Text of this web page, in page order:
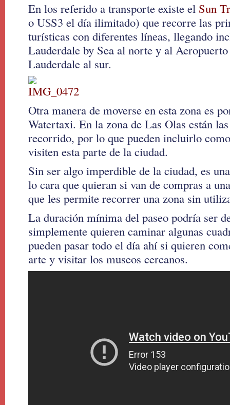
En los referido a transporte existe el Sun
o U$S3 el día ilimitado) que recorre las
turísticas con diferentes líneas, llegando
Lauderdale by Sea al norte y al
Lauderdale al sur.
Otra manera de moverse en esta zona es
Watertaxi. En la zona de Las Olas están
recorrido, por lo que pueden incluirlo
visiten esta parte de la ciudad.
Sin ser algo imperdible de la ciudad, es
lo cara que quieran si van de compras a
que les permite recorrer una zona sin
La duración mínima del paseo podría ser
simplemente quieren caminar algunas
pueden pasar todo el día ahí si quieren
arte y visitar los museos cercanos.